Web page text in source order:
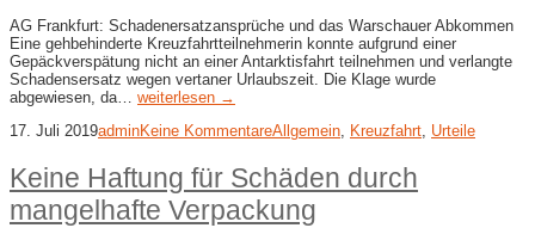
AG Frankfurt: Schadenersatzansprüche und das Warschauer Abkommen
Eine gehbehinderte Kreuzfahrtteilnehmerin konnte aufgrund einer
Gepäckverspätung nicht an einer Antarktisfahrt teilnehmen und verlangte
Schadensersatz wegen vertaner Urlaubszeit. Die Klage wurde
abgewiesen, da… weiterlesen →
17. Juli 2019adminKeine KommentareAllgemein, Kreuzfahrt, Urteile
Keine Haftung für Schäden durch
mangelhafte Verpackung